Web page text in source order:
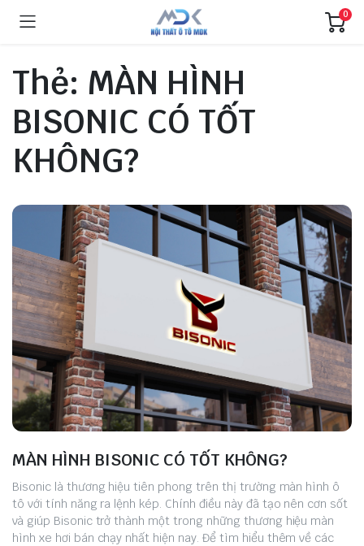
0
Thẻ: MÀN HÌNH
BISONIC CÓ TỐT
KHÔNG?
MÀN HÌNH BISONIC CÓ TỐT KHÔNG?
Bisonic là thương hiệu tiên phong trên thị trường màn hình ô
tô với tính năng ra lệnh kép. Chính điều này đã tạo nên cơn sốt
và giúp Bisonic trở thành một trong những thương hiệu màn
hình xe hơi bán chạy nhất hiện nay. Để tìm hiểu thêm về các